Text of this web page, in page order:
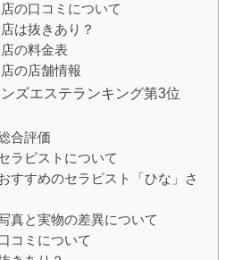
の口コミについて
は抜きあり？
の料金表
の店舗情報
ズエステランキング第3位
合評価
ラピストについて
すすめのセラピスト「ひな」さ
真と実物の差異について
コミについて